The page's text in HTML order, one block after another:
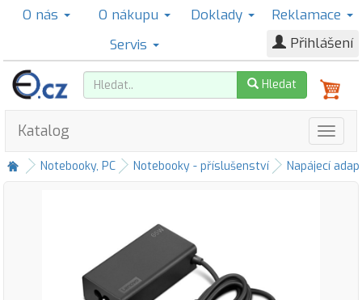
O nás O nákupu Doklady
Reklamace
Servis
Přihlášení
Hledat
Katalog
Notebooky, PC Notebooky - příslušenství Napájecí